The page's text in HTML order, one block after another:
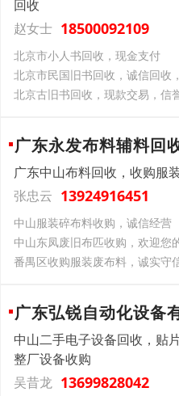
回收
赵女士 18500092109
北京市小人书回收，现金支付
北京市民国旧书回收，诚信回收
北京古旧书回收，现款交易，信
广东永发布料辅料回
广东中山布料回收，收购服
张忠云 13924916451
中山服装碎布料收购，诚信经营
中山东凤废旧布匹收购，欢迎您
番禺区收购服装废布料，诚实守
广东弘锐自动化设备
中山二手电子设备回收，贴
整厂设备收购
吴昔龙 13699828042